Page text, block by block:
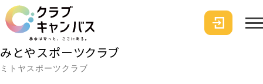
みとやスポーツクラブ
ミトヤスポーツクラブ